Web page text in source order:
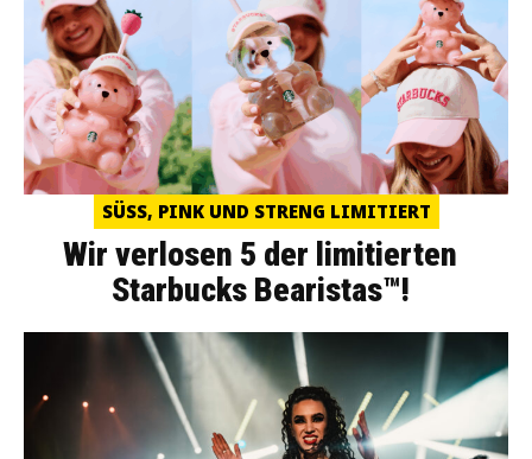
SÜSS, PINK UND STRENG LIMITIERT
Wir verlosen 5 der limitierten
Starbucks Bearistas™!